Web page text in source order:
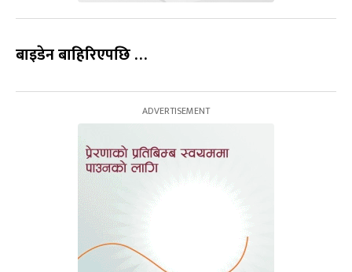
बाइडेन बाहिरिएपछि …